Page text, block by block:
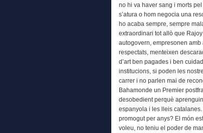
no hi va haver sang i morts
s’atura o hom negocia una
ho acaba sempre, sempre
extraordinari tot allò que
autogovern, empresonen
respectats, menteixen
d’art ben pagades i ben
institucions, si poden les
carrer i no parlen mai de
Bahamonde un Premier
desobedient perquè
espanyola i les lleis
promogut per anys? El món
voleu, no teniu el poder de